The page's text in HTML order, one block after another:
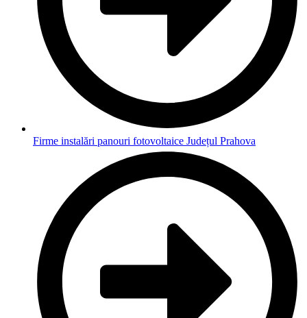
Firme instalări panouri fotovoltaice Județul Prahova